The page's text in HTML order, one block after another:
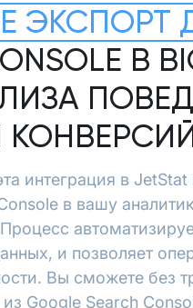
ЭКСПОРТ
В
интеграция в
в вашу
и позволяет
Вы сможете без
Google Search